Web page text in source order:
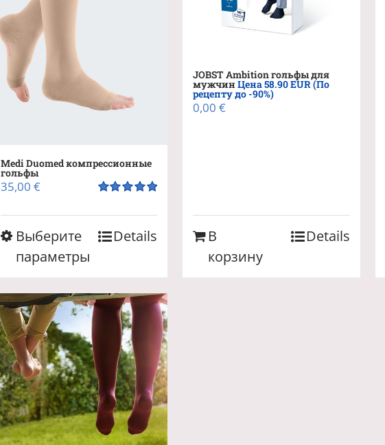
Medi Duomed компрессионные
гольфы
из 5
35,00€
Выберите
параметры
Этот
товар
вариаций.
Опции
можно
выбрать
на
странице
товара.
Details
JOBST Ambition гольфы для
мужчинЦена 58.90 EUR (По
рецепту до -90%)
0,00€
В
корзину
Details